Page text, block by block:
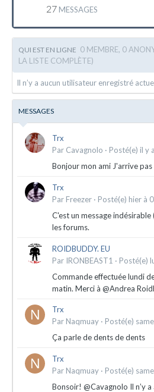
27 MESSAGES
QUI EST EN LIGNE 0 MEMBRE, 0
LA LISTE COMPLÈTE)
Il n’y a aucun utilisateur enregistré
MESSAGES
Trx
Par Cavagnolo · Posté(e) il y
Bonjour mon ami J'arrive pas
Trx
Par Freezer · Posté(e) hier à
C'est un message
les forums.
ROIDBUDDY. EU
Par IRONBEAST1 · Posté(e)
Commande effectuée lundi
matin. Merci à @Andrea
Trx
Par Naqmuay · Posté(e)
Ça parle de dents de dents
Trx
Par Naqmuay · Posté(e)
Bonsoir! @Cavagnolo Il n’y